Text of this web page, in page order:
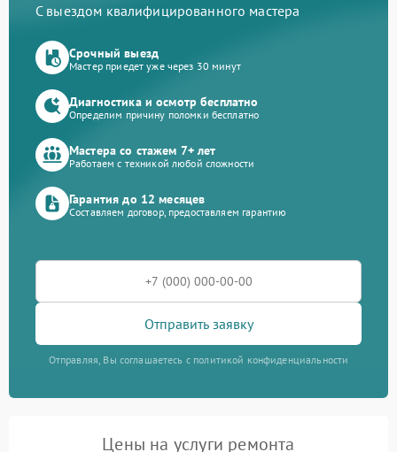
С выездом квалифицированного мастера
Срочный выезд
Мастер приедет уже через 30 минут
Диагностика и осмотр бесплатно
Определим причину поломки бесплатно
Мастера со стажем 7+ лет
Работаем с техникой любой сложности
Гарантия до 12 месяцев
Составляем договор, предоставляем гарантию
Отправить заявку
Отправляя, Вы соглашаетесь с политикой конфиденциальности
Цены на услуги ремонта